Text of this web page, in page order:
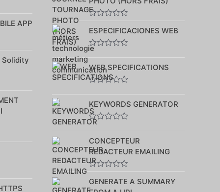
APP
Solidity
5
0
sur
5
ESPECIFICACIONES WEB
sur
5
WEB SPECIFICATIONS
sur
5
KEYWORDS GENERATOR
sur
5
CONCEPTEUR
REDACTEUR EMAILING
0
sur
GENERATE A SUMMARY